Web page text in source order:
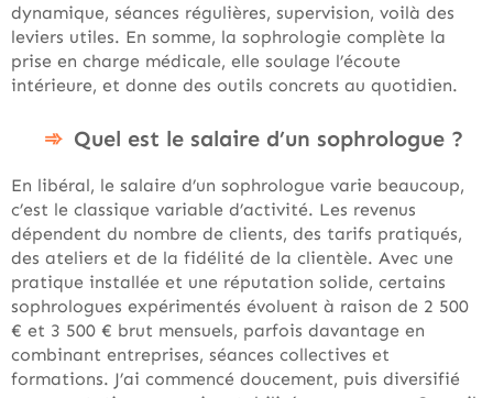
dynamique, séances régulières, supervision, voilà des
leviers utiles. En somme, la sophrologie complète la
prise en charge médicale, elle soulage l’écoute
intérieure, et donne des outils concrets au quotidien.
Quel est le salaire d’un sophrologue ?
En libéral, le salaire d’un sophrologue varie beaucoup,
c’est le classique variable d’activité. Les revenus
dépendent du nombre de clients, des tarifs pratiqués,
des ateliers et de la fidélité de la clientèle. Avec une
pratique installée et une réputation solide, certains
sophrologues expérimentés évoluent à raison de 2 500
€ et 3 500 € brut mensuels, parfois davantage en
combinant entreprises, séances collectives et
formations. J’ai commencé doucement, puis diversifié